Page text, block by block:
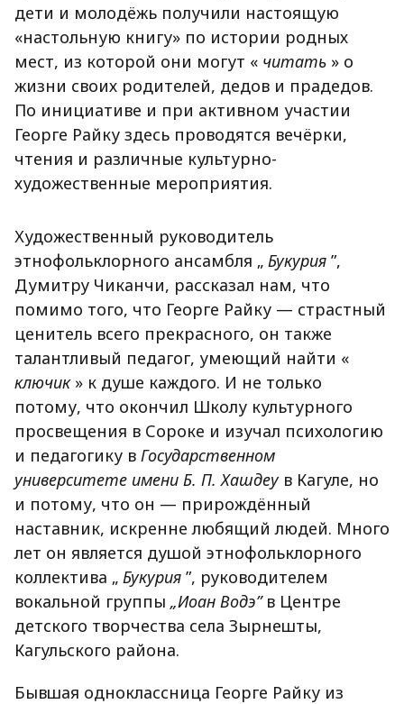
дети и молодёжь получили настоящую
«настольную книгу» по истории родных
мест, из которой они могут « читать » о
жизни своих родителей, дедов и прадедов.
По инициативе и при активном участии
Георге Райку здесь проводятся вечёрки,
чтения и различные культурно-
художественные мероприятия.
Художественный руководитель
этнофольклорного ансамбля „ Букурия ”,
Думитру Чиканчи, рассказал нам, что
помимо того, что Георге Райку — страстный
ценитель всего прекрасного, он также
талантливый педагог, умеющий найти «
ключик » к душе каждого. И не только
потому, что окончил Школу культурного
просвещения в Сороке и изучал психологию
и педагогику в Государственном
университете имени Б. П. Хашдеу в Кагуле, но
и потому, что он — прирождённый
наставник, искренне любящий людей. Много
лет он является душой этнофольклорного
коллектива „ Букурия ”, руководителем
вокальной группы „Иоан Водэ” в Центре
детского творчества села Зырнешты,
Кагульского района.
Бывшая одноклассница Георге Райку из